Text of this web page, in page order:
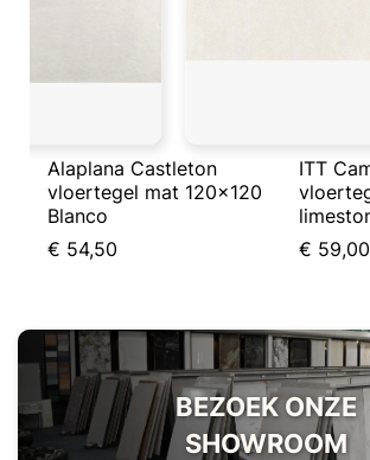
Alaplana Castleton
vloertegel mat 120x120
Blanco
€ 54,50
ITT
€ 59,00
BEZOEK ONZE
SHOWROOM